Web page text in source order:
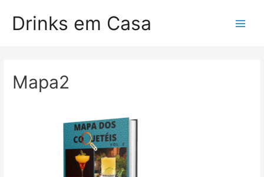
Drinks em Casa
Mapa2